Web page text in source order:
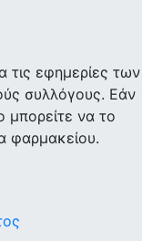
τις εφημερίες των
συλλόγους. Εάν
μπορείτε να το
φαρμακείου.